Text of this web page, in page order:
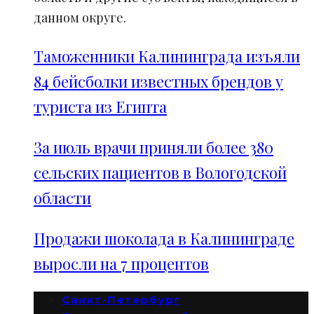
данном округе.
Таможенники Калининграда изъяли
84 бейсболки известных брендов у
туриста из Египта
За июль врачи приняли более 380
сельских пациентов в Вологодской
области
Продажи шоколада в Калининграде
выросли на 7 процентов
Санкт-Петербург